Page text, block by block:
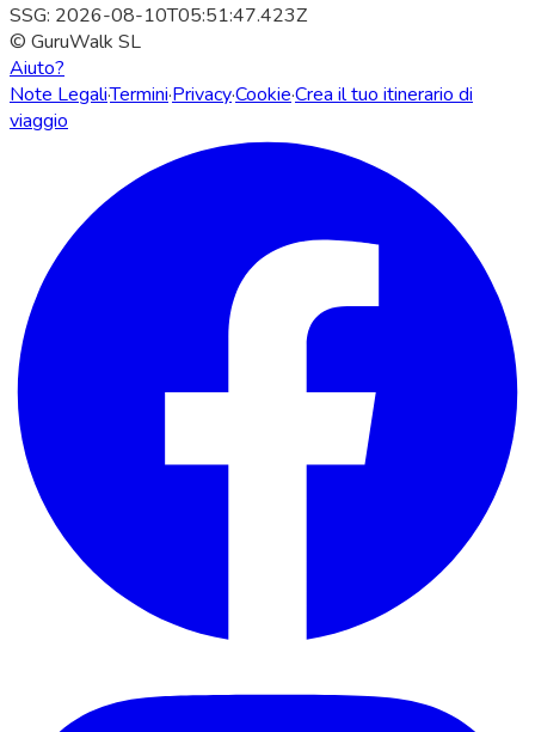
SSG: 2026-08-10T05:51:47.423Z
© GuruWalk SL
Aiuto?
Note Legali·Termini·Privacy·Cookie·Crea il tuo itinerario di
viaggio